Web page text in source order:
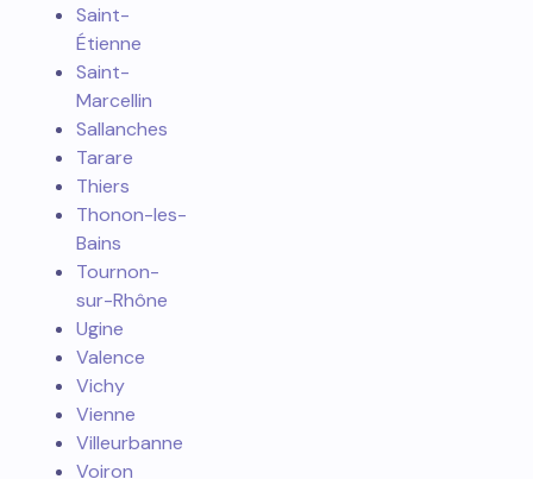
Saint-
Étienne
Saint-
Marcellin
Sallanches
Tarare
Thiers
Thonon-les-
Bains
Tournon-
sur-Rhône
Ugine
Valence
Vichy
Vienne
Villeurbanne
Voiron